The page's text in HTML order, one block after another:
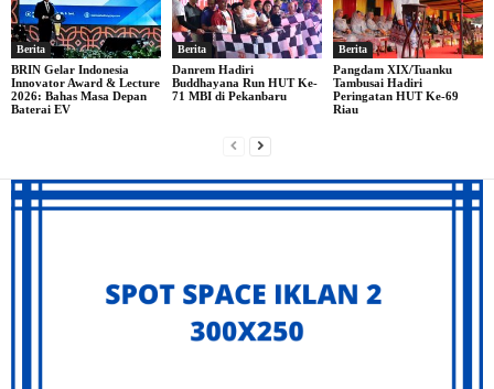
Berita
BRIN Gelar Indonesia
Innovator Award & Lecture
2026: Bahas Masa Depan
Baterai EV
Berita
Danrem Hadiri
Buddhayana Run HUT Ke-
71 MBI di Pekanbaru
Berita
Pangdam XIX/Tuanku
Tambusai Hadiri
Peringatan HUT Ke-69
Riau